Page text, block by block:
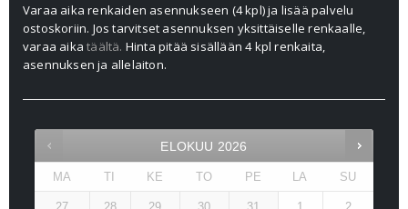
Varaa aika renkaiden asennukseen (4 kpl) ja lisää palvelu
ostoskoriin. Jos tarvitset asennuksen yksittäiselle renkaalle,
varaa aikatäältä. Hinta pitää sisällään 4 kpl renkaita,
asennuksen ja allelaiton.
ELOKUU 2026
MA TI KE TO PE LA SU